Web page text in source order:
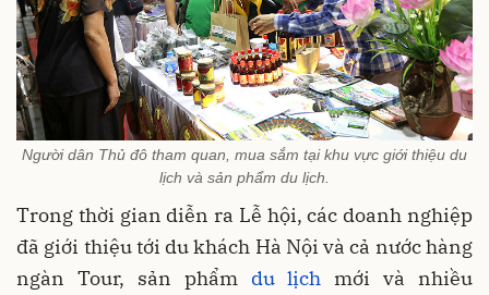
Người dân Thủ đô tham quan, mua sắm tại khu vực giới thiệu du
lịch và sản phẩm du lịch.
Trong thời gian diễn ra Lễ hội, các doanh nghiệp
đã giới thiệu tới du khách Hà Nội và cả nước hàng
ngàn Tour, sản phẩm du lịch mới và nhiều